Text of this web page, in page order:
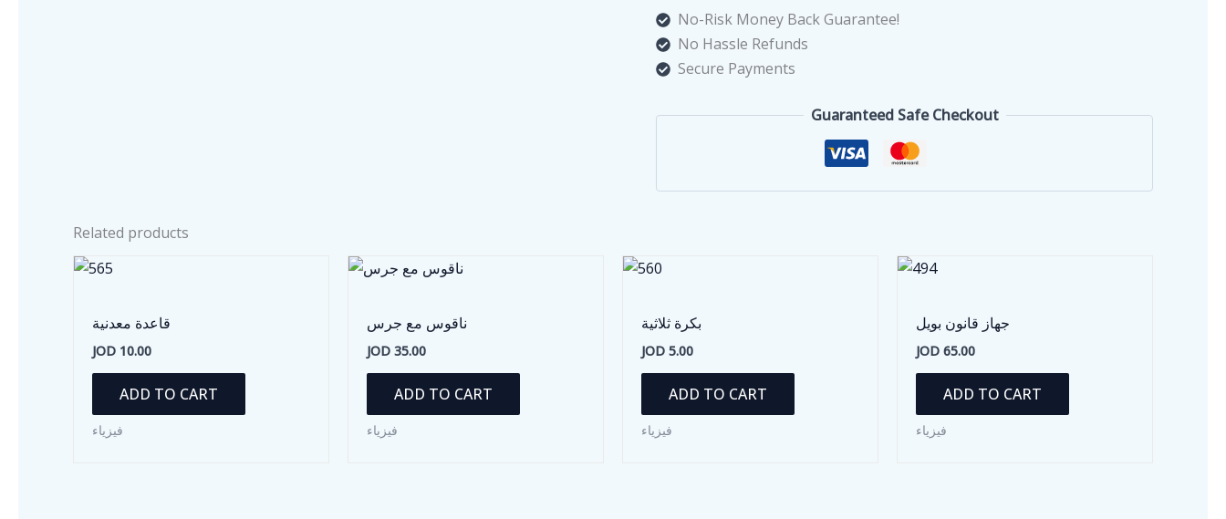
No-Risk Money Back Guarantee!
No Hassle Refunds
Secure Payments
Guaranteed Safe Checkout
Related products
قاعدة معدنية
JOD 10.00
ADD TO CART
فيزياء
ناقوس مع جرس
JOD 35.00
ADD TO CART
فيزياء
بكرة ثلاثية
JOD 5.00
ADD TO CART
فيزياء
جهاز قانون بويل
JOD 65.00
ADD TO CART
فيزياء